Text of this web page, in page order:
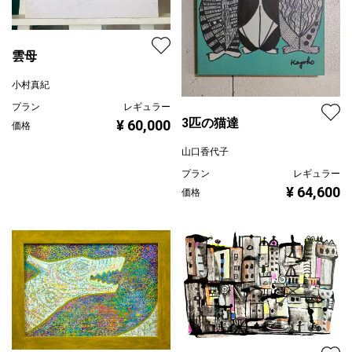
雲母
小村真紀
プラン
レギュラー
価格
¥ 60,000 3匹の猫達
山口香代子
プラン
レギュラー
価格
¥ 64,600